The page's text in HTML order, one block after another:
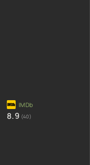
8.9 (40)